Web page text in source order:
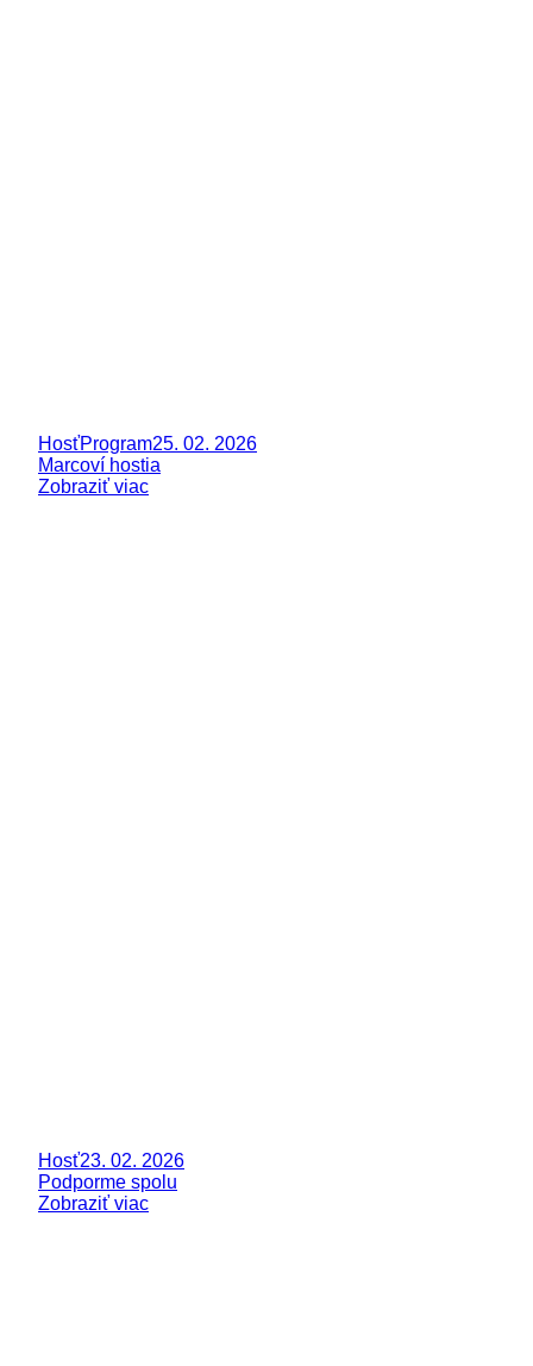
HosťProgram25. 02. 2026
Marcoví hostia
Zobraziť viac
Hosť23. 02. 2026
Podporme spolu
Zobraziť viac